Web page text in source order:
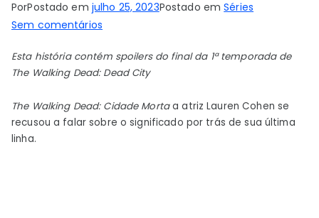
PorPostado em julho 25, 2023Postado emSéries
Sem comentários
Cohen,
de
City,
se
Esta história contém spoilers do final da 1ª temporada de
The Walking Dead: Dead City
The Walking Dead: Cidade Mortaa atriz Lauren Cohen se
recusou a falar sobre o significado por trás de sua última
linha.